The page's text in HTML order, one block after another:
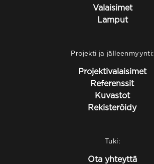
Valaisimet
Lamput
Projekti ja jälleenmyynti:
Projektivalaisimet
Referenssit
Kuvastot
Rekisteröidy
Tuki:
Ota yhteyttä